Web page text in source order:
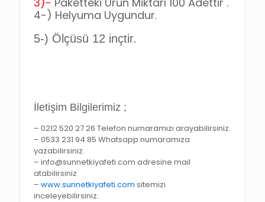
4-) Helyuma Uygundur.
5-) Ölçüsü 12 inçtir.
İletişim Bilgilerimiz ;
– 0212 520 27 26 Telefon numaramızı arayabilirsiniz.
– 0533 231 94 85 Whatsapp numaramıza
yazabilirsiniz.
– info@sunnetkiyafeti.com adresine mail
atabilirsiniz
–www.sunnetkiyafeti.com sitemizi
inceleyebilirsiniz.